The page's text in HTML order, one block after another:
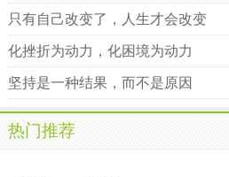
只有自己改变了，人生才会改变
化挫折为动力，化困境为动力
坚持是一种结果，而不是原因
热门推荐